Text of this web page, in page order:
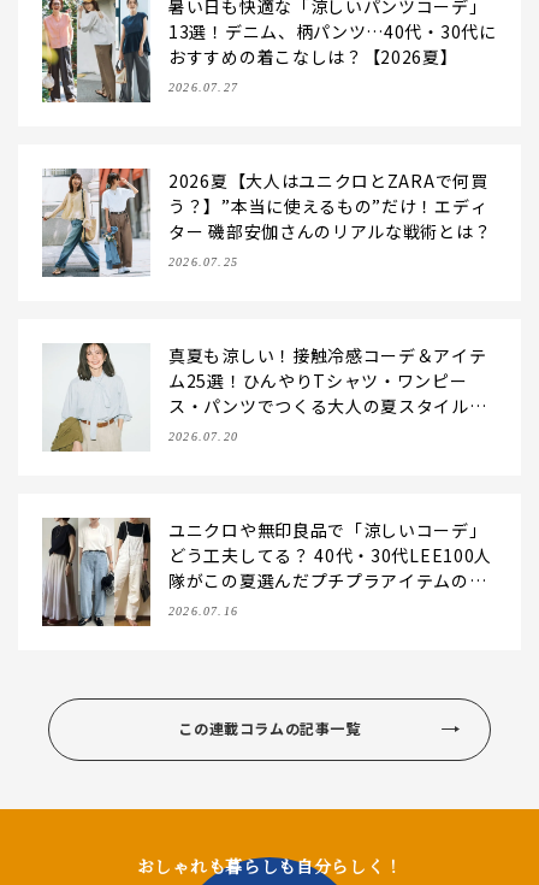
暑い日も快適な「涼しいパンツコーデ」
13選！デニム、柄パンツ…40代・30代に
おすすめの着こなしは？【2026夏】
2026.07.27
2026夏【大人はユニクロとZARAで何買
う？】”本当に使えるもの”だけ！エディ
ター 磯部安伽さんのリアルな戦術とは？
2026.07.25
真夏も涼しい！接触冷感コーデ＆アイテ
ム25選！ひんやりTシャツ・ワンピー
ス・パンツでつくる大人の夏スタイル
【2026夏】
2026.07.20
ユニクロや無印良品で「涼しいコーデ」
どう工夫してる？ 40代・30代LEE100人
隊がこの夏選んだプチプラアイテムの着
こなし【2026】
2026.07.16
この連載コラムの記事一覧
おしゃれも暮らしも自分らしく！